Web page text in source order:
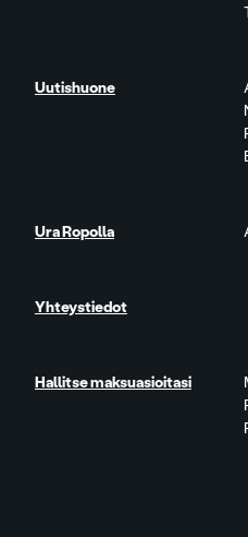
Uutishuone
Ura Ropolla
Yhteystiedot
Hallitse maksuasioitasi